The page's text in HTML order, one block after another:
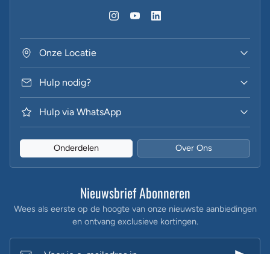
Onze Locatie
Hulp nodig?
Hulp via WhatsApp
Onderdelen Over Ons
Nieuwsbrief Abonneren
Wees als eerste op de hoogte van onze nieuwste aanbiedingen
en ontvang exclusieve kortingen.